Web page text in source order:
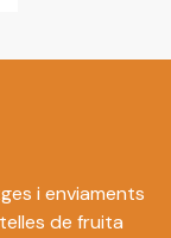
i enviaments
de fruita